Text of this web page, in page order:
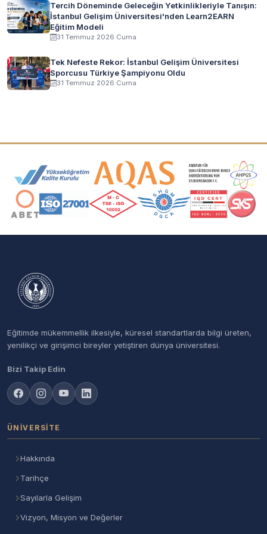
Tercih Döneminde Geleceğin Yetkinlikleriyle Tanışın:
İstanbul Gelişim Üniversitesi'nden Learn2EARN
Eğitim Modeli
31 Temmuz 2026 Cuma
Tek Nefeste Rekor: İstanbul Gelişim Üniversitesi
Sporcusu Türkiye Şampiyonu Oldu
31 Temmuz 2026 Cuma
Akreditasyon ve Üyelik Logoları
Eğitimde mükemmellik ilkesiyle, küresel standartlarda bilgi üreten,
yenilikçi ve girişimci bireyler yetiştiren dünya üniversitesi.
Bizi Takip Edin
ÜNIVERSITE
Hakkında
Tarihçe
Sayılarla Gelişim
Vizyon, Misyon ve Değerler